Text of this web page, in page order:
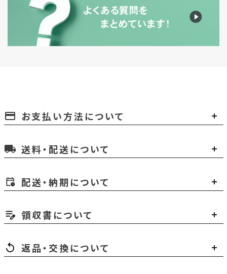
payment お支払い方法について
local_shipping 送料・配送について
配送・納期について
領収書について
返品・交換について